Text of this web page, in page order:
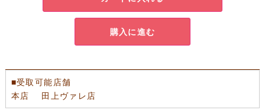
購入に進む
■受取可能店舗
本店 田上ヴァレ店